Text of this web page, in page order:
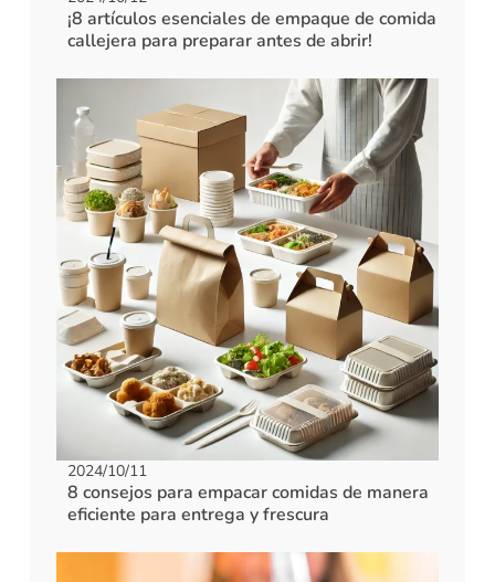
¡8 artículos esenciales de empaque de comida
callejera para preparar antes de abrir!
2024/10/11
8 consejos para empacar comidas de manera
eficiente para entrega y frescura